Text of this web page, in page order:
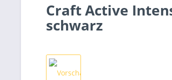
Craft Active
schwarz